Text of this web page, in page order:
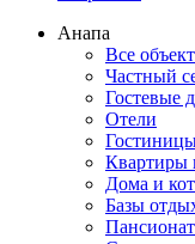
Анапа
Все
Частный
Гостевые
Отели
Квартиры
Дома и
Базы